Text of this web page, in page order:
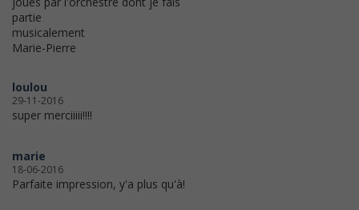
partie
musicalement
Marie-Pierre
loulou
29-11-2016
super merciiiii!!!!
marie
18-06-2016
Parfaite impression, y'a plus qu'à!